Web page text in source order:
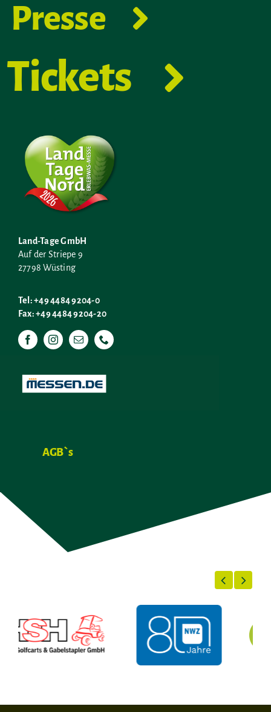
Presse
Tickets
Land-Tage GmbH
Auf der Striepe 9
27798 Wüsting
Tel: +49 4484 9204-0
Fax: +49 4484 9204-20
AGB`s